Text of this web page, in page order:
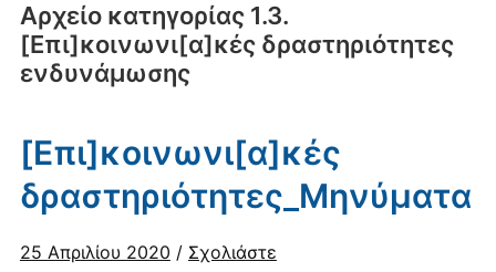
Αρχείο κατηγορίας 1.3.
[Επι]κοινωνι[α]κές δραστηριότητες
ενδυνάμωσης
[Επι]κοινωνι[α]κές
δραστηριότητες_Μηνύματα
25 Απριλίου 2020 / Σχολιάστε